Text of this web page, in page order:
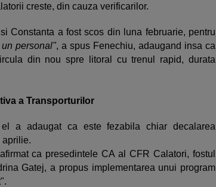
creste, din cauza verificarilor.
Constanta a fost scos din luna februarie, pentru
personal", a spus Fenechiu, adaugand insa ca
din nou spre litoral cu trenul rapid, durata
a Transporturilor
el a adaugat ca este fezabila chiar decalarea
aprilie.
ca presedintele CA al CFR Calatori, fostul
Gatej, a propus implementarea unui program